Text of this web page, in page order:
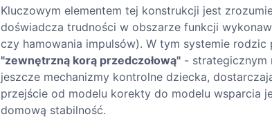
Kluczowym elementem tej konstrukcji jest
doświadcza trudności w obszarze funkcji
czy hamowania impulsów). W tym systemie
"zewnętrzną korą przedczołową" - strategicznym
jeszcze mechanizmy kontrolne dziecka,
przejście od modelu korekty do modelu wsparcia
domową stabilność.